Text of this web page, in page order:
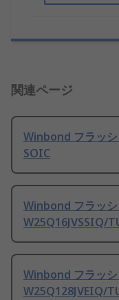
関連ページ
Winbond フラッ
SOIC
Winbond フラッ
W25Q16JVSSIQ/
Winbond フラッ
W25Q128JVEIQ/